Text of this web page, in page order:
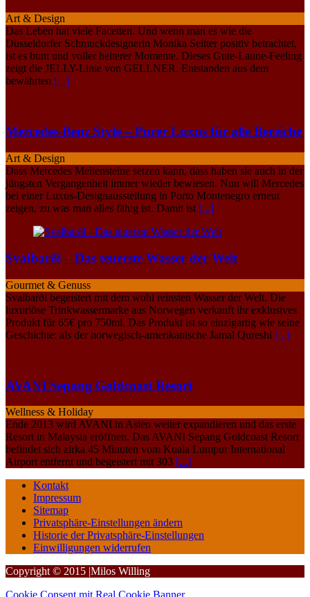
Art & Design
Das Leben hat viele Facetten. Und wenn man es wie die
Düsseldorfer Schmuckdesignerin Monika Seitter positiv betrachtet,
ist es bunt und voller heiterer Momente. Dieses Gute-Laune-Feeling
zeigt die JELLY-Linie von GELLNER. Entstanden aus dem
bewährten [...]
Mercedes-Benz Style – Purer Luxus für alle Bereiche
Art & Design
Dass Mercedes Meilensteine setzen kann, dass haben sie auch in der
jüngsten Vergangenheit immer wieder bewiesen. Nun will Mercedes
bei einer Luxus-Designausstellung in Porto Montenegro erneut
zeigen, zu was man alles fähig ist. Damit ist [...]
Svalbarði – Das teuerste Wasser der Welt
Gourmet & Genuss
Svalbarði begeistert mit dem wohl reinsten Wasser der Welt. Die
luxuriöse Trinkwassermarke aus Norwegen verkauft ihr exklusives
Produkt für 65€ pro 750ml. Das Produkt ist so einzigartig wie seine
Geschichte: als der norwegisch-amerikanische Jamal Qureshi [...]
AVANI Sepang Goldcoast Resort
Wellness & Holiday
Ende 2013 wird AVANI in Asien weiter expandieren und das erste
Resort in Malaysia eröffnen. Das AVANI Sepang Goldcoast Resort
befindet sich zirka 45 Minuten vom Kuala Lumpur International
Airport entfernt und begeistert mit 303 [...]
Kontakt
Impressum
Sitemap
Privatsphäre-Einstellungen ändern
Historie der Privatsphäre-Einstellungen
Einwilligungen widerrufen
Copyright © 2015 |Milos Willing